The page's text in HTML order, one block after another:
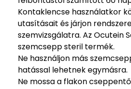
Kontaklencse használatkor
utasításait és járjon
szemvizsgálatra. Az Ocutein
szemcsepp steril termék.
Ne használjon más
hatással lehetnek egymásra.
Ne mossa a flakon